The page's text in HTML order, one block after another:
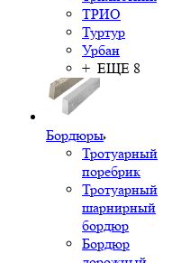
ТРИО
Туртур
Урбан
+ ЕЩЕ 8
Бордюры
Тротуарный
поребрик
Тротуарный
шарнирный
бордюр
Бордюр